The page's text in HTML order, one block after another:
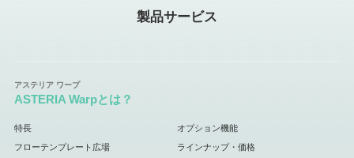
製品サービス
ASTERIA Warpとは？
特長 オプション機能
フローテンプレート広場 ラインナップ・価格